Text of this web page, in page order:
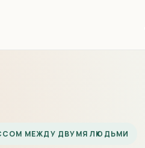
МЕЖДУ ДВУМЯ ЛЮДЬМИ